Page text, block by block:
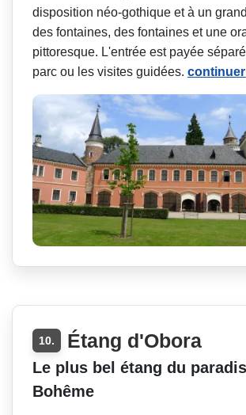
disposition néo-gothique et à un
des fontaines, des fontaines et une
pittoresque. L'entrée est payée
parc ou les visites guidées.
10. Étang d'Obora
Le plus bel étang du
Bohême